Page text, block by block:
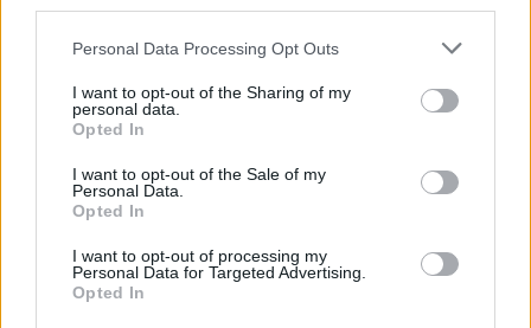
Personal Data Processing Opt Outs
I want to opt-out of the Sharing of my
personal data.
Opted In
I want to opt-out of the Sale of my
Personal Data.
Opted In
I want to opt-out of processing my
Personal Data for Targeted Advertising.
Opted In
Iscriviti alla
newsletter
Commenti
Accedi o
L'email è richiesta ma non verrà mostrata ai visitatori. Il contenuto di questo
commento esprime il pensiero dell'autore e non rappresenta la linea editoriale
di VareseNews.it, che rimane autonoma e indipendente. I messaggi inclusi nei
commenti non sono testi giornalistici, ma post inviati dai singoli lettori che